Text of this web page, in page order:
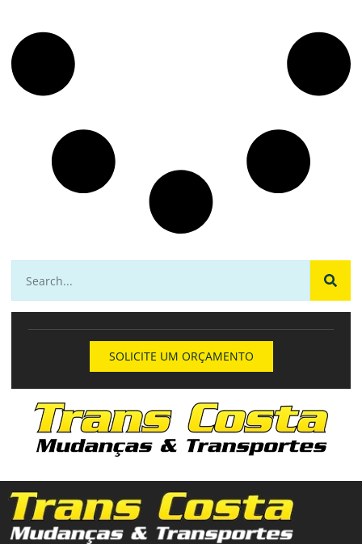
SOLICITE UM ORÇAMENTO